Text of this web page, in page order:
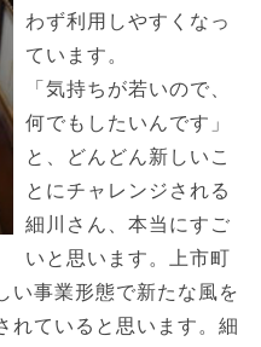
わず利用しやすくなっ
ています。
「気持ちが若いので、
何でもしたいんです」
と、どんどん新しいこ
とにチャレンジされる
細川さん、本当にすご
いと思います。上市町
い事業形態で新たな風を
れていると思います。細